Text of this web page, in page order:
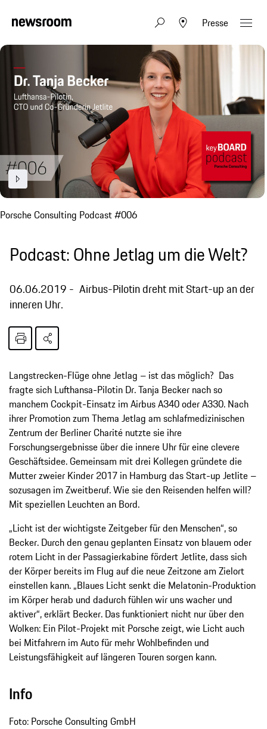
Presse
Porsche Consulting Podcast #006
Podcast: Ohne Jetlag um die Welt?
06.06.2019
Airbus-Pilotin dreht mit Start-up an der
inneren Uhr.
Langstrecken-Flüge ohne Jetlag – ist das möglich? Das
fragte sich Lufthansa-Pilotin Dr. Tanja Becker nach so
manchem Cockpit-Einsatz im Airbus A340 oder A330. Nach
ihrer Promotion zum Thema Jetlag am schlafmedizinischen
Zentrum der Berliner Charité nutzte sie ihre
Forschungsergebnisse über die innere Uhr für eine clevere
Geschäftsidee. Gemeinsam mit drei Kollegen gründete die
Mutter zweier Kinder 2017 in Hamburg das Start-up Jetlite –
sozusagen im Zweitberuf. Wie sie den Reisenden helfen will?
Mit speziellen Leuchten an Bord.
„Licht ist der wichtigste Zeitgeber für den Menschen“, so
Becker. Durch den genau geplanten Einsatz von blauem oder
rotem Licht in der Passagierkabine fördert Jetlite, dass sich
der Körper bereits im Flug auf die neue Zeitzone am Zielort
einstellen kann. „Blaues Licht senkt die Melatonin-Produktion
im Körper herab und dadurch fühlen wir uns wacher und
aktiver“, erklärt Becker. Das funktioniert nicht nur über den
Wolken: Ein Pilot-Projekt mit Porsche zeigt, wie Licht auch
bei Mitfahrern im Auto für mehr Wohlbefinden und
Leistungsfähigkeit auf längeren Touren sorgen kann.
Info
Foto: Porsche Consulting GmbH